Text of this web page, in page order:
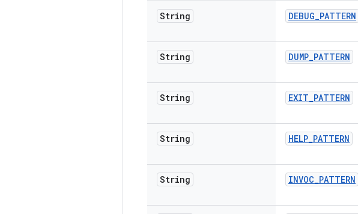
String DEBUG_PATTERN
String DUMP_PATTERN
String EXIT_PATTERN
String HELP_PATTERN
String INVOC_PATTERN